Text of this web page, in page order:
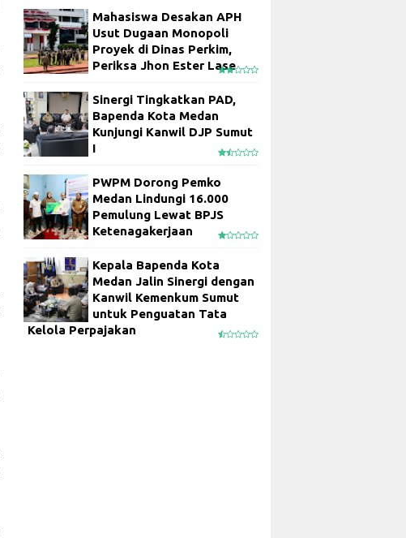
Mahasiswa Desakan APH
Usut Dugaan Monopoli
Proyek di Dinas Perkim,
Periksa Jhon Ester Lase
Sinergi Tingkatkan PAD,
Bapenda Kota Medan
Kunjungi Kanwil DJP Sumut
I
PWPM Dorong Pemko
Medan Lindungi 16.000
Pemulung Lewat BPJS
Ketenagakerjaan
Kepala Bapenda Kota
Medan Jalin Sinergi dengan
Kanwil Kemenkum Sumut
untuk Penguatan Tata
Kelola Perpajakan